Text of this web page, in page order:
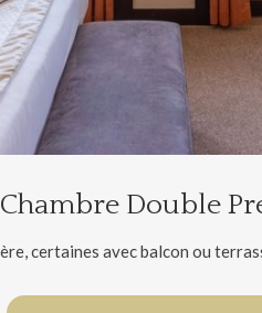
Chambre Double
certaines avec balcon ou